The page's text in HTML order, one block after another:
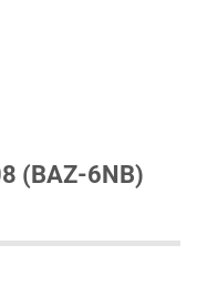
(BAZ-6NB)